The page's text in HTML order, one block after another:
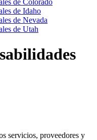
de Colorado
de Idaho
de Nevada
de Utah
servicios, proveedores y